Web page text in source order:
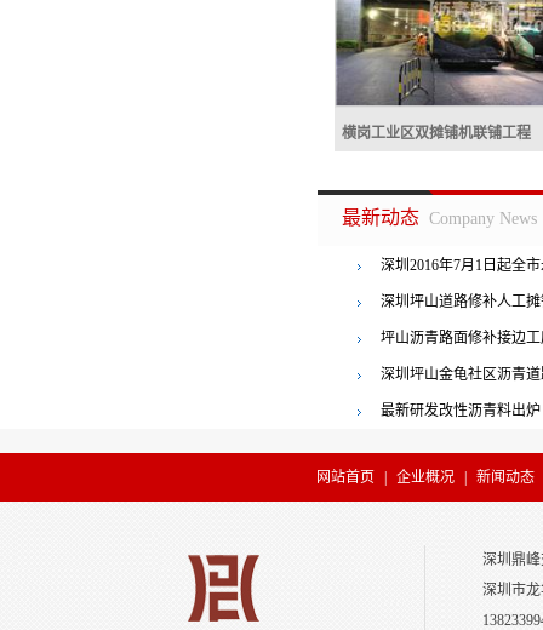
横岗工业区双摊铺机联铺工程
最新动态 Company News
深圳2016年7月1日起全
者罚三百
深圳坪山道路修补人工
坪山沥青路面修补接边
深圳坪山金龟社区沥青
最新研发改性沥青料出炉
网站首页 企业概况 新闻动态
深圳鼎
深圳市